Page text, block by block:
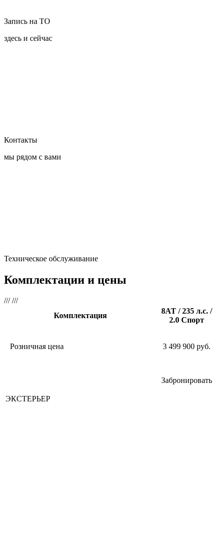
Запись на ТО
здесь и сейчас
Контакты
мы рядом с вами
Техническое обслуживание
Комплектации и цены
/// ///
Комплектация
8AT / 235 л.с. /
2.0 Спорт
Розничная цена 3 499 900 руб.
Забронировать
ЭКСТЕРЬЕР